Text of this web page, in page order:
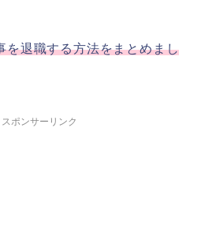
を退職する方法をまとめまし
スポンサーリンク